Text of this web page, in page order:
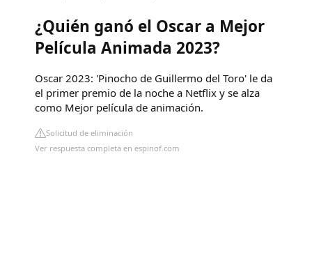
¿Quién ganó el Oscar a Mejor
Película Animada 2023?
Oscar 2023: 'Pinocho de Guillermo del Toro' le da
el primer premio de la noche a Netflix y se alza
como Mejor película de animación.
Solicitud de eliminación
Ver respuesta completa en espinof.com